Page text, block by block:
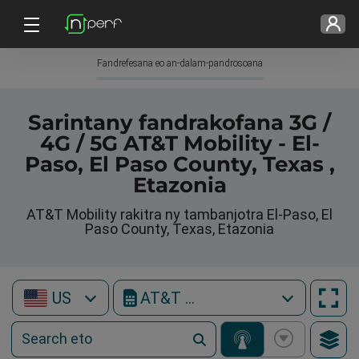
Fandrefesana eo an-dalam-pandrosoana
Sarintany fandrakofana 3G /
4G / 5G AT&T Mobility - El-
Paso, El Paso County, Texas ,
Etazonia
AT&T Mobility rakitra ny tambanjotra El-Paso, El
Paso County, Texas, Etazonia
US AT&T Mobility